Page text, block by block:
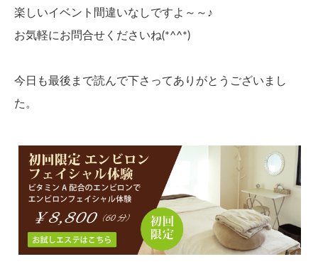
楽しいイベント間違いなしですよ～～♪
お気軽にお問合せくださいね(*^^*)
今日も最後まで読んで下さってありがとうございまし
た。